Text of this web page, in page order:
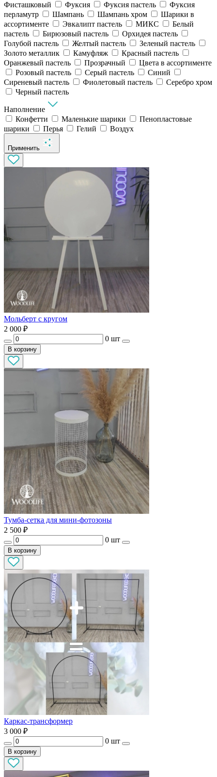
Фисташковый Фуксия Фуксия пастель
Фуксия
перламутр
Шампань Шампань хром
Шарики в
ассортименте
Эвкалипт пастель МИКС
Белый
пастель
Бирюзовый пастель
Орхидея пастель
Голубой пастель
Желтый пастель
Зеленый пастель
Золото металлик
Камуфляж
Красный пастель
Оранжевый пастель
Прозрачный
Цвета в ассортименте
Розовый пастель
Серый пастель
Синий
Сиреневый пастель
Фиолетовый пастель
Серебро хром
Черный пастель
Наполнение
Конфетти
Маленькие шарики
Пенопластовые
шарики
Перья Гелий Воздух
Применить
Мольберт с кругом
2 000 ₽
0 шт
В корзину
Тумба-сетка для мини-фотозоны
2 500 ₽
0 шт
В корзину
Каркас-трансформер
3 000 ₽
0 шт
В корзину